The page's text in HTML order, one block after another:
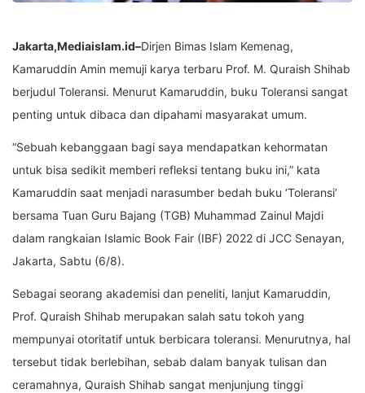
Jakarta,Mediaislam.id–Dirjen Bimas Islam Kemenag,
Kamaruddin Amin memuji karya terbaru Prof. M. Quraish Shihab
berjudul Toleransi. Menurut Kamaruddin, buku Toleransi sangat
penting untuk dibaca dan dipahami masyarakat umum.
“Sebuah kebanggaan bagi saya mendapatkan kehormatan
untuk bisa sedikit memberi refleksi tentang buku ini,” kata
Kamaruddin saat menjadi narasumber bedah buku ‘Toleransi’
bersama Tuan Guru Bajang (TGB) Muhammad Zainul Majdi
dalam rangkaian Islamic Book Fair (IBF) 2022 di JCC Senayan,
Jakarta, Sabtu (6/8).
Sebagai seorang akademisi dan peneliti, lanjut Kamaruddin,
Prof. Quraish Shihab merupakan salah satu tokoh yang
mempunyai otoritatif untuk berbicara toleransi. Menurutnya, hal
tersebut tidak berlebihan, sebab dalam banyak tulisan dan
ceramahnya, Quraish Shihab sangat menjunjung tinggi